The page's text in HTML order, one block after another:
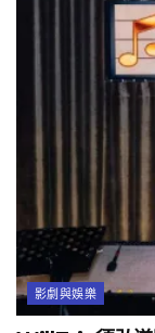
影劇與娛樂